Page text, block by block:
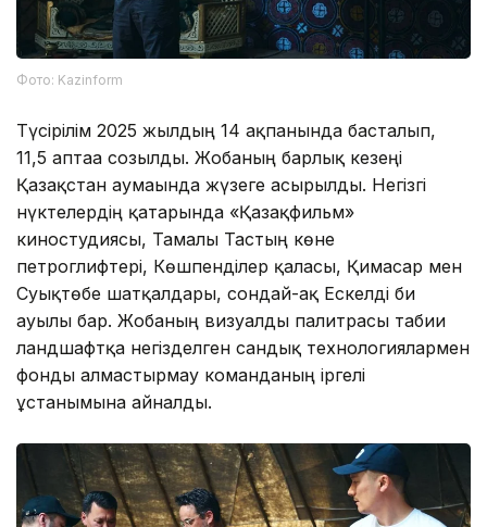
Фото: Kazinform
Түсірілім 2025 жылдың 14 ақпанында басталып,
11,5 аптаға созылды. Жобаның барлық кезеңі
Қазақстан аумағында жүзеге асырылды. Негізгі
нүктелердің қатарында «Қазақфильм»
киностудиясы, Тамғалы Тастың көне
петроглифтері, Көшпенділер қаласы, Қимасар мен
Суықтөбе шатқалдары, сондай-ақ Ескелді би
ауылы бар. Жобаның визуалды палитрасы табиғи
ландшафтқа негізделген сандық технологиялармен
фонды алмастырмау команданың іргелі
ұстанымына айналды.